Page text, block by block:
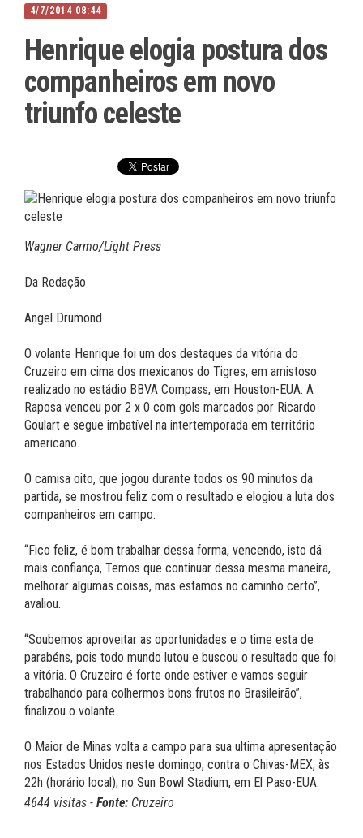
4/7/2014 08:44
Henrique elogia postura dos
companheiros em novo
triunfo celeste
Wagner Carmo/Light Press
Da Redação
Angel Drumond
O volante Henrique foi um dos destaques da vitória do
Cruzeiro em cima dos mexicanos do Tigres, em amistoso
realizado no estádio BBVA Compass, em Houston-EUA. A
Raposa venceu por 2 x 0 com gols marcados por Ricardo
Goulart e segue imbatível na intertemporada em território
americano.
O camisa oito, que jogou durante todos os 90 minutos da
partida, se mostrou feliz com o resultado e elogiou a luta dos
companheiros em campo.
“Fico feliz, é bom trabalhar dessa forma, vencendo, isto dá
mais confiança, Temos que continuar dessa mesma maneira,
melhorar algumas coisas, mas estamos no caminho certo”,
avaliou.
“Soubemos aproveitar as oportunidades e o time esta de
parabéns, pois todo mundo lutou e buscou o resultado que foi
a vitória. O Cruzeiro é forte onde estiver e vamos seguir
trabalhando para colhermos bons frutos no Brasileirão”,
finalizou o volante.
O Maior de Minas volta a campo para sua ultima apresentação
nos Estados Unidos neste domingo, contra o Chivas-MEX, às
22h (horário local), no Sun Bowl Stadium, em El Paso-EUA.
4644 visitas - Fonte: Cruzeiro